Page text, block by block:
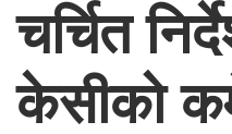
चर्चित
केसीको